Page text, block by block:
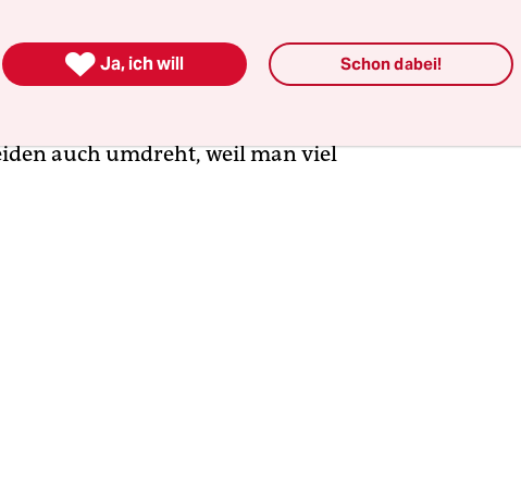
sagte die 31-jährige Polizistin
hätte sie und ihren Kollegen veranlasst,
auch umdreht, weil man viel
 Ja, ich will Schon dabei!